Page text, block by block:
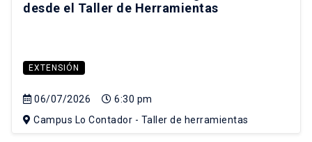
desde el Taller de Herramientas
EXTENSIÓN
06/07/2026
6:30 pm
Campus Lo Contador - Taller de herramientas